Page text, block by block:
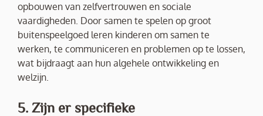
opbouwen van zelfvertrouwen en sociale
vaardigheden. Door samen te spelen op groot
buitenspeelgoed leren kinderen om samen te
werken, te communiceren en problemen op te lossen,
wat bijdraagt aan hun algehele ontwikkeling en
welzijn.
5. Zijn er specifieke